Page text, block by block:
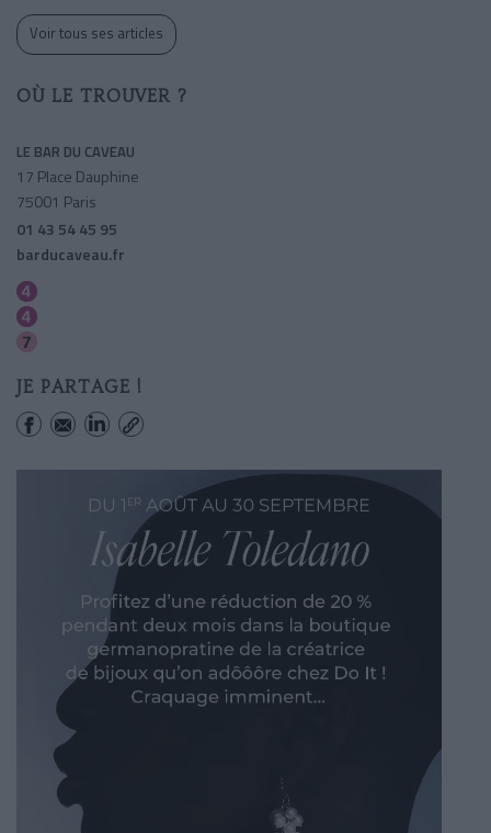
Voir tous ses articles
OÙ LE TROUVER ?
LE BAR DU CAVEAU
17 Place Dauphine
75001 Paris
01 43 54 45 95
barducaveau.fr
JE PARTAGE !